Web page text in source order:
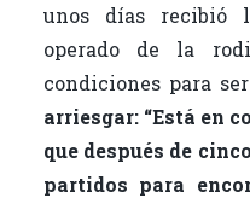
unos días recibió
operado de la
condiciones para
arriesgar: “Está en
que después de
partidos para